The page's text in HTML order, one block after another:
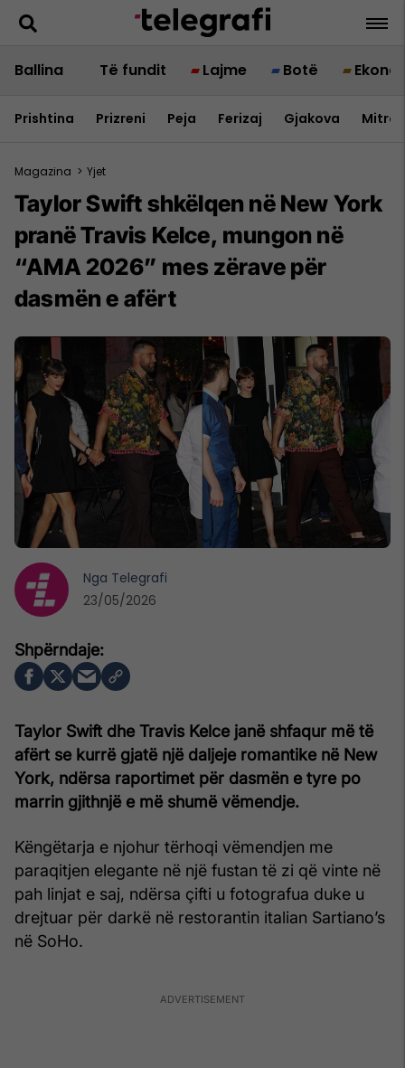
Ballina Të fundit Lajme Botë
Prishtina Prizreni Peja Ferizaj Gjakova
Magazina > Yjet
Taylor Swift shkëlqen në New York
pranë Travis Kelce, mungon në
“AMA 2026” mes zërave për
dasmën e afërt
Taylor Swift dhe Travis Kelce janë shfaqur më të
afërt se kurrë gjatë një daljeje romantike në New
York, ndërsa raportimet për dasmën e tyre po
marrin gjithnjë e më shumë vëmendje.
Këngëtarja e njohur tërhoqi vëmendjen me
paraqitjen elegante në një fustan të zi që vinte në
pah linjat e saj, ndërsa çifti u fotografua duke u
drejtuar për darkë në restorantin italian Sartiano’s
në SoHo.
Nga Telegrafi
23/05/2026